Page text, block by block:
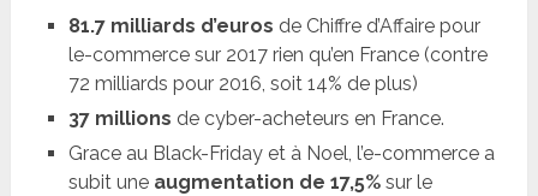
81.7 milliards d’euros de Chiffre d’Affaire pour
le-commerce sur 2017 rien qu’en France (contre
72 milliards pour 2016, soit 14% de plus)
37 millions de cyber-acheteurs en France.
Grace au Black-Friday et à Noel, l’e-commerce a
subit une augmentation de 17,5%sur le